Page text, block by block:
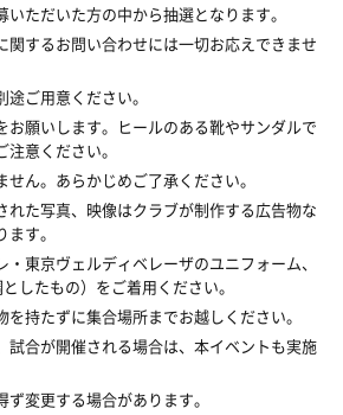
いただいた方の中から抽選となります。
関するお問い合わせには一切お応えできませ
ご用意ください。
お願いします。ヒールのある靴やサンダルで
意ください。
せん。あらかじめご了承ください。
れた写真、映像はクラブが制作する広告物な
す。
・東京ヴェルディベレーザのユニフォーム、
したもの）をご着用ください。
を持たずに集合場所までお越しください。
試合が開催される場合は、本イベントも実施
ず変更する場合があります。